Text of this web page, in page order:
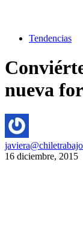
Tendencias
nueva
16 diciembre, 2015